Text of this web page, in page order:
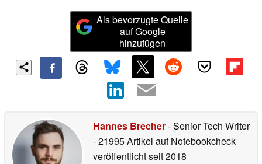
Als bevorzugte Quelle
auf Google
hinzufügen
Hannes Brecher- Senior Tech Writer
- 21995 Artikel auf Notebookcheck
veröffentlichtseit 2018